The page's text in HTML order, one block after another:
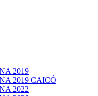
2019
2019 CAICÓ
2022